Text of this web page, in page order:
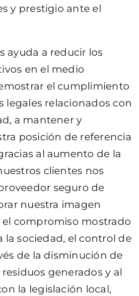
y prestigio ante el
ayuda a reducir los
en el medio
el cumplimiento
legales relacionados con
a mantener y
posición de referencia
al aumento de la
clientes nos
seguro de
nuestra imagen
compromiso mostrado
la sociedad, el control de
de la disminución de
generados y al
la legislación local,